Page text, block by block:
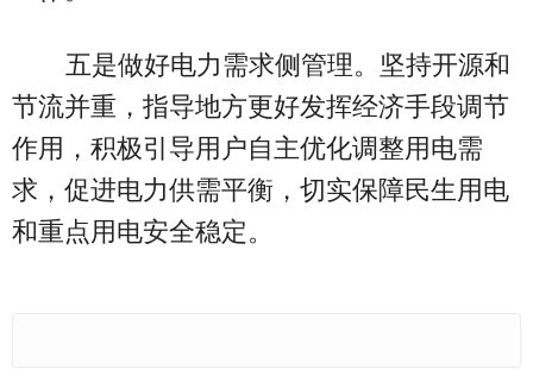
五是做好电力需求侧管理。坚持开源和
节流并重，指导地方更好发挥经济手段调节
作用，积极引导用户自主优化调整用电需
求，促进电力供需平衡，切实保障民生用电
和重点用电安全稳定。